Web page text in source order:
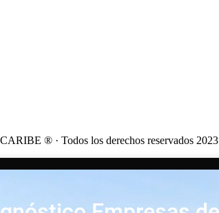
® · Todos los derechos reservados 2023